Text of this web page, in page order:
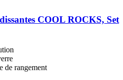
COOL ROCKS, Set
de rangement